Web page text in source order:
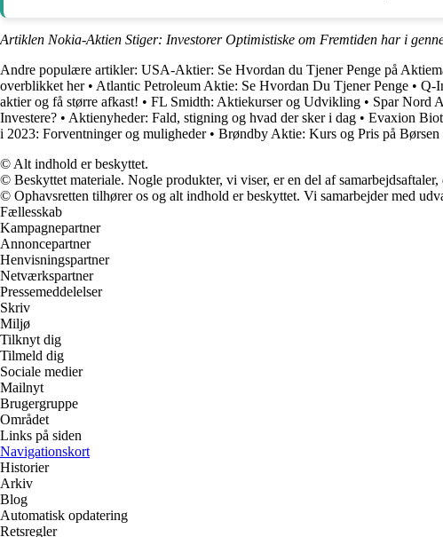
Artiklen Nokia-Aktien Stiger: Investorer Optimistiske om Fremtiden har i
Andre populære artikler: USA-Aktier: Se Hvordan du Tjener Penge på
overblikket her• Atlantic Petroleum Aktie: Se Hvordan Du Tjener Penge • Q-
aktier og få større afkast! • FL Smidth: Aktiekurser og Udvikling • Spar Nord
Investere? • Aktienyheder: Fald, stigning og hvad der sker i dag • Evaxion
i 2023: Forventninger og muligheder• Brøndby Aktie: Kurs og Pris på Børsen
© Alt indhold er beskyttet.
© Beskyttet materiale. Nogle produkter, vi viser, er en del af
© Ophavsretten tilhører os og alt indhold er beskyttet. Vi samarbejder med
Fællesskab
Kampagnepartner
Annoncepartner
Henvisningspartner
Netværkspartner
Pressemeddelelser
Skriv
Miljø
Tilknyt dig
Tilmeld dig
Sociale medier
Mailnyt
Brugergruppe
Området
Links på siden
Navigationskort
Historier
Arkiv
Blog
Automatisk opdatering
Retsregler